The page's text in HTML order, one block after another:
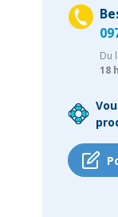
Du
18 h